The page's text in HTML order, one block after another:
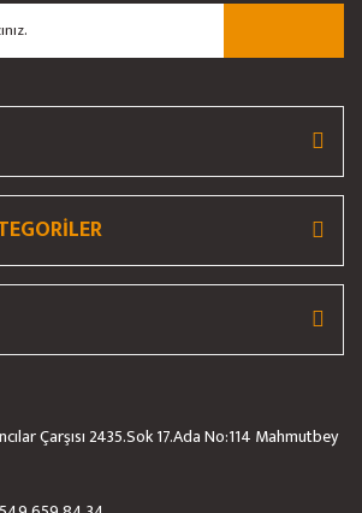
Çarşısı 2435.Sok 17.Ada No:114 Mahmutbey